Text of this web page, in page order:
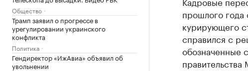
Общество
Трамп заявил о прогрессе в
урегулировании украинского
конфликта
Политика
Гендиректор «ИжАвиа» объявил об
увольнении
прошлого года
курирующего
справился с
обозначенные
правительства